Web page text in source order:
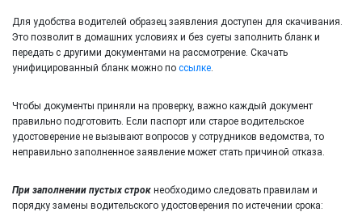
Для удобства водителей образец заявления доступен для скачивания.
Это позволит в домашних условиях и без суеты заполнить бланк и
передать с другими документами на рассмотрение. Скачать
унифицированный бланк можно по ссылке.
Чтобы документы приняли на проверку, важно каждый документ
правильно подготовить. Если паспорт или старое водительское
удостоверение не вызывают вопросов у сотрудников ведомства, то
неправильно заполненное заявление может стать причиной отказа.
При заполнении пустых строк необходимо следовать правилам и
порядку замены водительского удостоверения по истечении срока: